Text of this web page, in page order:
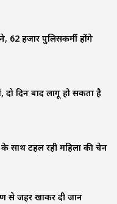
62 हजार पुलिसकर्मी होंगे
दो दिन बाद लागू हो सकता है
के साथ टहल रही महिला की चेन
से जहर खाकर दी जान